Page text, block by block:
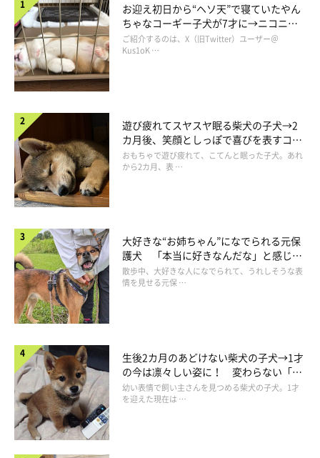
お迎え初日から“ヘソ天”で寝ていたやん
ちゃなコーギー子犬が7才に→ニコニ
コ“コーギースマイル”が魅力のコに成
長！
ご紹介するのは、X（旧Twitter）ユーザー＠
Kus1oK …
遊び疲れてスヤスヤ眠る柴犬の子犬→2
カ月後、笑顔としっぽで喜びを表すコに
成長！
おもちゃで遊び疲れて、こてんと眠った子犬。あれ
から2カ月、表 …
大好きな“お姉ちゃん”になでられる元保
護犬 「本当に好きなんだな」と感じる
表情にほっこり
散歩中、大好きな人になでられて、うれしそうな表
情を見せる元保 …
生後2カ月のあどけない柴犬の子犬→1才
の今は凛々しい姿に！ 変わらない「く
りくりおめめ」にもほっこり
幼い表情で飼い主さんを見つめる柴犬の子犬。1才
を迎えた現在は …